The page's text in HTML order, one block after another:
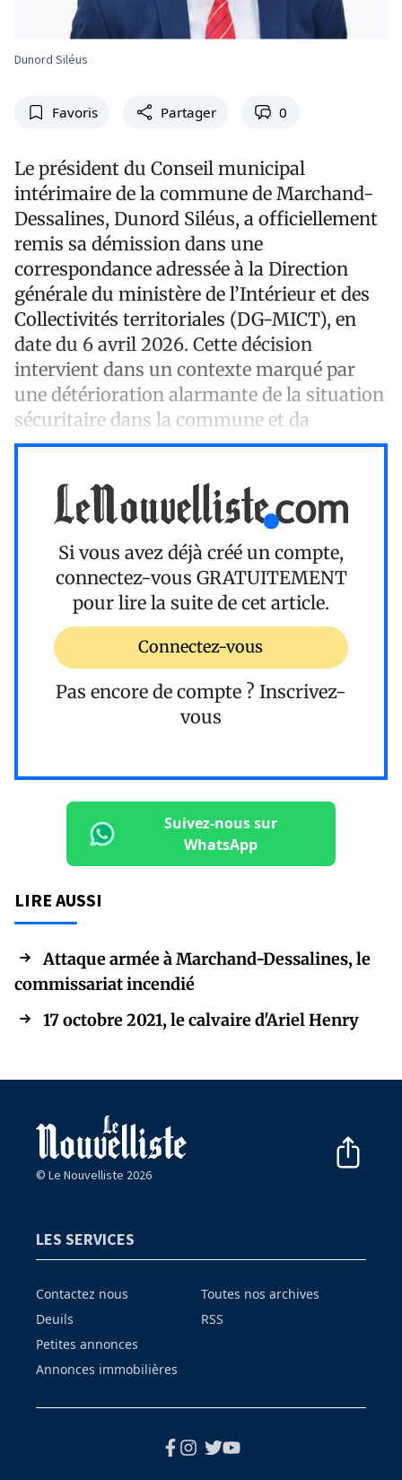
Dunord Siléus
Favoris Partager 0
Le président du Conseil municipal
intérimaire de la commune de Marchand-
Dessalines, Dunord Siléus, a officiellement
remis sa démission dans une
correspondance adressée à la Direction
générale du ministère de l’Intérieur et des
Collectivités territoriales (DG-MICT), en
date du 6 avril 2026. Cette décision
intervient dans un contexte marqué par
une détérioration alarmante de la situation
sécuritaire dans la commune et da
Si vous avez déjà créé un compte,
connectez-vous GRATUITEMENT
pour lire la suite de cet article.
Connectez-vous
Pas encore de compte ? Inscrivez-
vous
Suivez-nous sur
WhatsApp
LIRE AUSSI
Attaque armée à Marchand-Dessalines, le
commissariat incendié
17 octobre 2021, le calvaire d'Ariel Henry
© Le Nouvelliste 2026
LES SERVICES
Contactez nous
Deuils
Petites annonces
Annonces immobilières
Toutes nos archives
RSS